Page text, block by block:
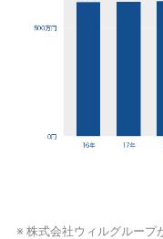
※ 株式会社ウィルグループ